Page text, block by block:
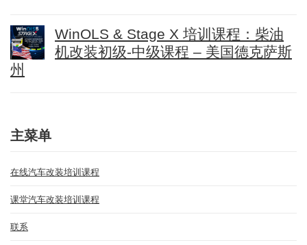
WinOLS & Stage X 培训课程：柴油
机改装初级-中级课程 – 美国德克萨斯
州
主菜单
在线汽车改装培训课程
课堂汽车改装培训课程
联系